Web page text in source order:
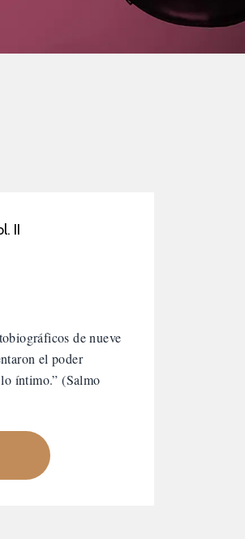
II
de nueve
el poder
íntimo.” (Salmo